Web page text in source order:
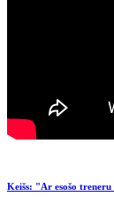
Keišs: "Ar esošo treneru